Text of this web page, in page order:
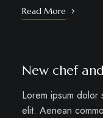
Read More
New chef
Lorem ipsum
elit. Aenean